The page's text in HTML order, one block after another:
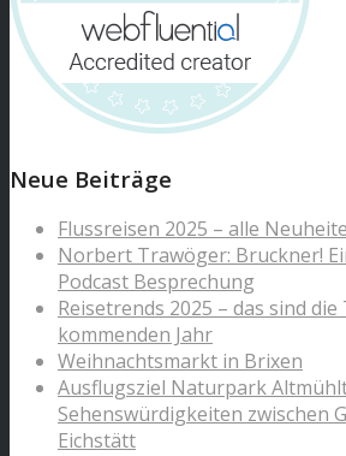
Neue Beiträge
Flussreisen 2025 – alle
Norbert Trawöger: Bruckner!
Podcast Besprechung
Reisetrends 2025 – das sind
kommenden Jahr
Weihnachtsmarkt in Brixen
Ausflugsziel Naturpark
Sehenswürdigkeiten zwischen
Eichstätt